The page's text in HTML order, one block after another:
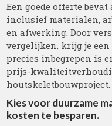
Een goede offerte
inclusief materialen,
en afwerking. Door
vergelijken, krijg je
precies inbegrepen is
prijs-
houtskeletbouwproject.
Kies voor duurzame
kosten te besparen.